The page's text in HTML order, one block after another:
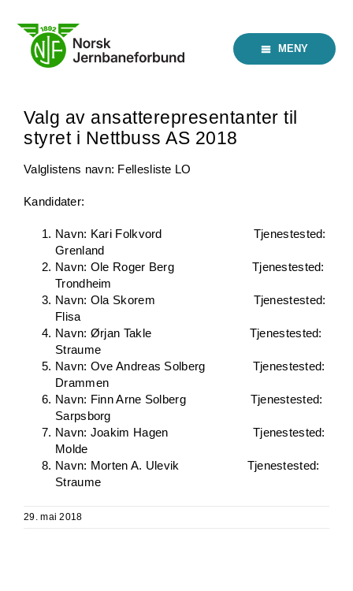
content
MENY
Valg av ansatterepresentanter til
styret i Nettbuss AS 2018
Valglistens navn: Fellesliste LO
Kandidater:
Navn: Kari Folkvord Tjenestested:
Grenland
Navn: Ole Roger Berg Tjenestested:
Trondheim
Navn: Ola Skorem Tjenestested:
Flisa
Navn: Ørjan Takle Tjenestested:
Straume
Navn: Ove Andreas Solberg Tjenestested:
Drammen
Navn: Finn Arne Solberg Tjenestested:
Sarpsborg
Navn: Joakim Hagen Tjenestested:
Molde
Navn: Morten A. Ulevik Tjenestested:
Straume
29. mai 2018